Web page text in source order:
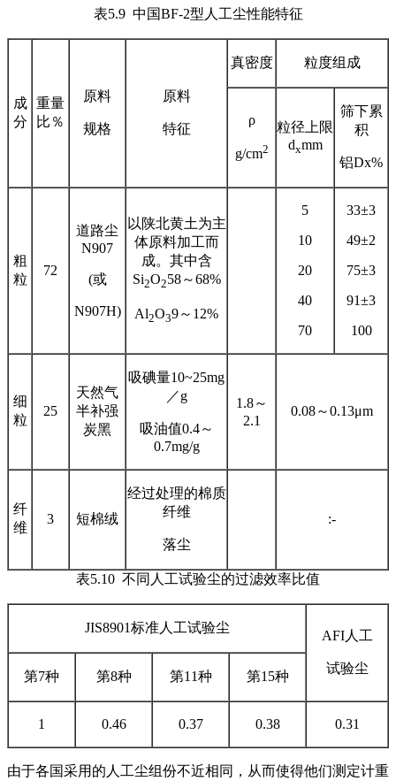
表5.9 中国BF-2型人工尘性能特征
成
分
重量
比％
原料
规格
原料
特征
真密度 粒度组成
ρ
g/cm2
粒径上限
dxmm
筛下累
积
铝Dx%
粗
粒
72
道路尘
N907
(或
N907H)
以陕北黄土为主
体原料加工而
成。其中含
Si2O258～68%
Al2O39～12%
5
10
20
40
70
33±3
49±2
75±3
91±3
100
细
粒
25
天然气
半补强
炭黑
吸碘量10~25mg
／g
吸油值0.4～
0.7mg/g
1.8～
2.1
0.08～0.13μm
纤
维
3 短棉绒
经过处理的棉质
纤维
落尘
:-
表5.10 不同人工试验尘的过滤效率比值
JIS8901标准人工试验尘
AFI人工
试验尘
第7种 第8种 第11种 第15种
1 0.46 0.37 0.38 0.31
由于各国采用的人工尘组份不近相同，从而使得他们测定计重